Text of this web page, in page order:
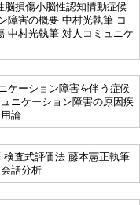
損傷小脳性認知情動症候
障害の概要 中村光執筆 コ
中村光執筆 対人コミュニケ
ケーション障害を伴う症候
ニケーション障害の原因疾
論
査式評価法 藤本憲正執筆
話分析